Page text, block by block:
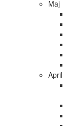
Maj
April